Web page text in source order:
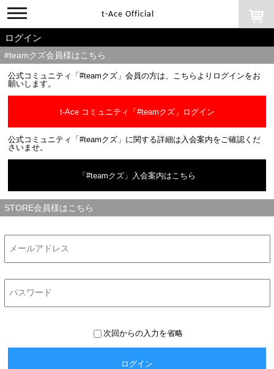
toggle
navigation
t-Ace Official
ログイン
#teamクズ会員様はこちら
公式コミュニティ「#teamクズ」会員の方は、こちらよりログインをお
願いします。
t-Ace コミュニティ「#teamクズ」ログイン
公式コミュニティ「#teamクズ」に関する詳細は入会案内をご確認くだ
さいませ。
「#teamクズ」入会案内はこちら
STORE会員様はこちら
次回からの入力を省略
ログイン